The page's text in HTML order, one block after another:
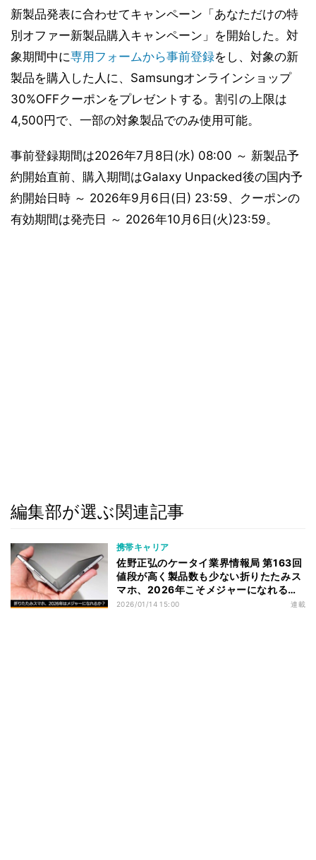
新製品発表に合わせてキャンペーン「あなただけの特
別オファー新製品購入キャンペーン」を開始した。対
象期間中に専用フォームから事前登録をし、対象の新
製品を購入した人に、Samsungオンラインショップ
30%OFFクーポンをプレゼントする。割引の上限は
4,500円で、一部の対象製品でのみ使用可能。
事前登録期間は2026年7月8日(水) 08:00 ～ 新製品予
約開始直前、購入期間はGalaxy Unpacked後の国内予
約開始日時 ～ 2026年9月6日(日) 23:59、クーポンの
有効期間は発売日 ～ 2026年10月6日(火)23:59。
編集部が選ぶ関連記事
携帯キャリア
佐野正弘のケータイ業界情報局 第163回
値段が高く製品数も少ない折りたたみス
マホ、2026年こそメジャーになれる
か？
2026/01/14 15:00 連載